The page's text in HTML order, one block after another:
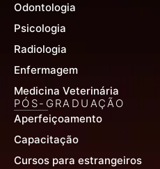
Odontologia
Psicologia
Radiologia
Enfermagem
Medicina Veterinária
PÓS-GRADUAÇÃO
Aperfeiçoamento
Capacitação
Cursos para estrangeiros